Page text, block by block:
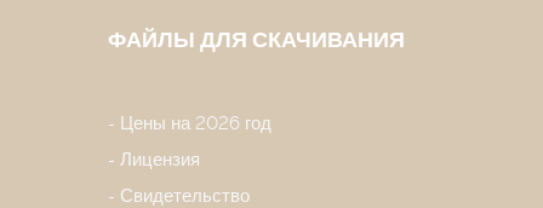
ФАЙЛЫ ДЛЯ СКАЧИВАНИЯ
Цены на 2026 год
Лицензия
Свидетельство